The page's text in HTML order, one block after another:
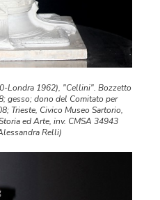
Londra 1962), "Cellini". Bozzetto
gesso; dono del Comitato per
Trieste, Civico Museo Sartorio,
ed Arte, inv. CMSA 34943
Relli)